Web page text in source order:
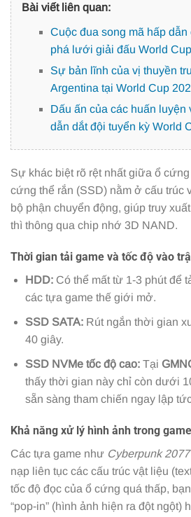
Bài viết liên quan:
Cuộc đua song mã hấp
phá lưới giải đấu World
Sự bản lĩnh của vị thuyền
Argentina tại World Cup
Dấu ấn của các huấn
dẫn dắt đội tuyển kỳ World
Sự khác biệt rõ rệt nhất giữa ổ
cứng thể rắn (SSD) nằm ở cấu trúc
bộ phận chuyển động, giúp truy
thì thông qua chip nhớ 3D NAND.
Thời gian tải game và tốc độ vào
HDD:Có thể mất từ 1-3 phút để
các tựa game thế giới mở.
SSD SATA:Rút ngắn thời gian
40 giây.
SSD NVMe tốc độ cao:Tại
thấy thời gian này chỉ còn dưới
sẵn sàng tham chiến ngay lập
Khả năng xử lý hình ảnh trong
Các tựa game như Cyberpunk 2077
nạp liên tục các cấu trúc vật liệu
tốc độ đọc của ổ cứng quá thấp,
“pop-in” (hình ảnh hiện ra đột ngột)